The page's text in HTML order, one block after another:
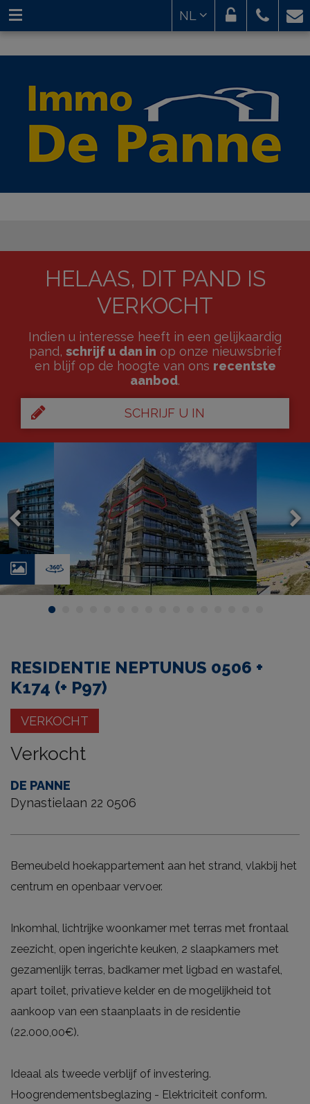
NL
HELAAS, DIT PAND IS
VERKOCHT
Indien u interesse heeft in een gelijkaardig
pand, schrijf u dan in op onze nieuwsbrief
en blijf op de hoogte van ons recentste
aanbod.
SCHRIJF U IN
Virtual
RESIDENTIE NEPTUNUS 0506 +
K174 (+ P97)
VERKOCHT
Verkocht
DE PANNE
Dynastielaan 22 0506
Bemeubeld hoekappartement aan het strand, vlakbij het
centrum en openbaar vervoer.
Inkomhal, lichtrijke woonkamer met terras met frontaal
zeezicht, open ingerichte keuken, 2 slaapkamers met
gezamenlijk terras, badkamer met ligbad en wastafel,
apart toilet, privatieve kelder en de mogelijkheid tot
aankoop van een staanplaats in de residentie
(22.000,00€).
Ideaal als tweede verblijf of investering.
Hoogrendementsbeglazing - Elektriciteit conform.